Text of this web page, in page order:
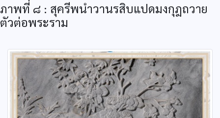
ภาพที่ ๘ : สุครีพนำวานรสิบแปดมงกุฎถวาย
ตัวต่อพระราม